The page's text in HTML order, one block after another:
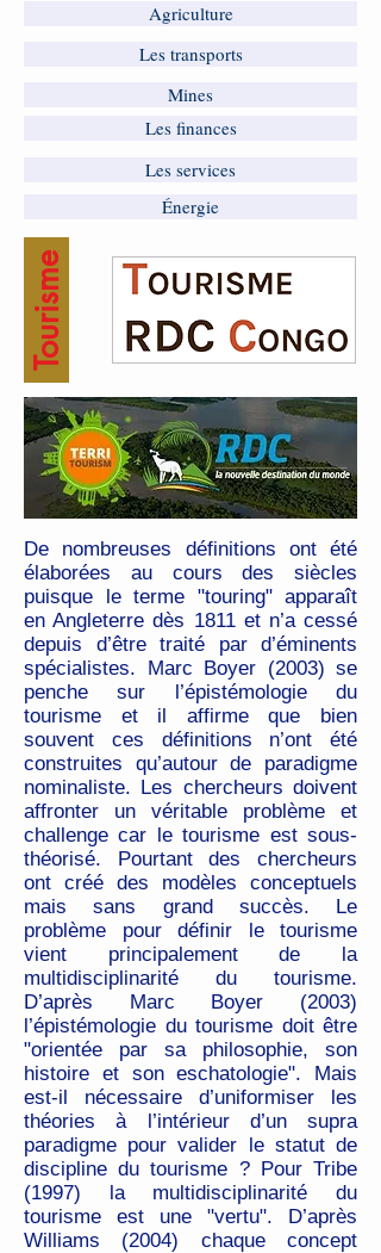
Agriculture
Les transports
Mines
Les finances
Les services
Énergie
Tourisme
De nombreuses définitions ont été
élaborées au cours des siècles
puisque le terme "touring" apparaît
en Angleterre dès 1811 et n’a cessé
depuis d’être traité par d’éminents
spécialistes. Marc Boyer (2003) se
penche sur l’épistémologie du
tourisme et il affirme que bien
souvent ces définitions n’ont été
construites qu’autour de paradigme
nominaliste. Les chercheurs doivent
affronter un véritable problème et
challenge car le tourisme est sous-
théorisé. Pourtant des chercheurs
ont créé des modèles conceptuels
mais sans grand succès. Le
problème pour définir le tourisme
vient principalement de la
multidisciplinarité du tourisme.
D’après Marc Boyer (2003)
l’épistémologie du tourisme doit être
"orientée par sa philosophie, son
histoire et son eschatologie". Mais
est-il nécessaire d’uniformiser les
théories à l’intérieur d’un supra
paradigme pour valider le statut de
discipline du tourisme ? Pour Tribe
(1997) la multidisciplinarité du
tourisme est une "vertu". D’après
Williams (2004) chaque concept